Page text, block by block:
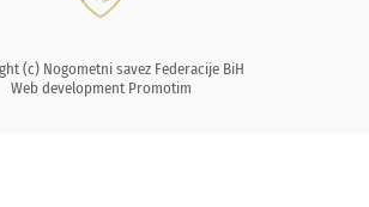
(c) Nogometni savez Federacije BiH
Web development Promotim